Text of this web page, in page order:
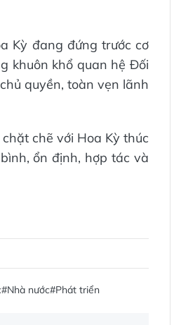
Kỳ đang đứng trước cơ
khuôn khổ quan hệ Đối
quyền, toàn vẹn lãnh
chẽ với Hoa Kỳ thúc
ổn định, hợp tác và
#Nhà nước#Phát triển